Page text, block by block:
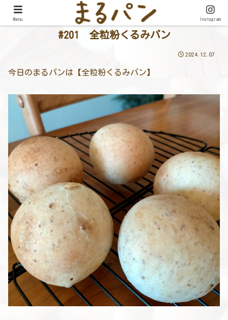
#201 全粒粉くるみパン
2024.12.07
今日のまるパンは【全粒粉くるみパン】
Menu Instagram